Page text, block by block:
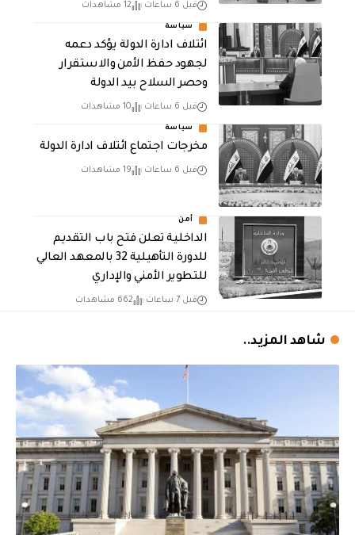
قبل 6 ساعات 12 مشاهدات
سياسة
ائتلاف ادارة الدولة يؤكد دعمه
لجهود حفظ الأمن والاستقرار
وحصر السلاح بيد الدولة
قبل 6 ساعات 10 مشاهدات
سياسة
مخرجات اجتماع ائتلاف ادارة الدولة
قبل 6 ساعات 19 مشاهدات
أمن
الداخلية تعلن فتح باب التقديم
للدورة التأهيلية 32 بالمعهد العالي
للتطوير الأمني والإداري
قبل 7 ساعات 662 مشاهدات
شاهد المزيد..